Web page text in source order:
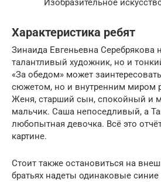
Изобразительное
Характеристика ребят
Зинаида Евгеньевна Серебрякова
талантливый художник, но и
«За обедом» может
сюжетом, но и внутренним миром
Женя, старший сын, спокойный и
мальчик. Саша непоседливый, а
любопытная девочка. Всё это
картине.
Стоит также остановиться на
братьях надеты одинаковые